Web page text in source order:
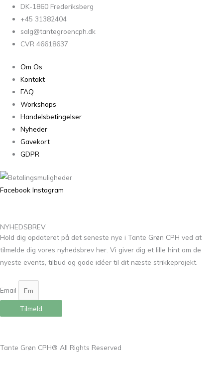
DK-1860 Frederiksberg
+45 31382404
salg@tantegroencph.dk
CVR 46618637
Om Os
Kontakt
FAQ
Workshops
Handelsbetingelser
Nyheder
Gavekort
GDPR
Facebook Instagram
NYHEDSBREV
Hold dig opdateret på det seneste nye i Tante Grøn CPH ved at
tilmelde dig vores nyhedsbrev her. Vi giver dig et lille hint om de
nyeste events, tilbud og gode idéer til dit næste strikkeprojekt.
Email
Tilmeld
Tante Grøn CPH® All Rights Reserved